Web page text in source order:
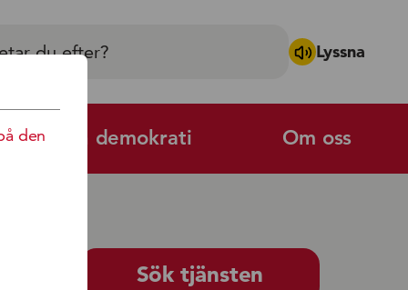
Lyssna
och demokrati Om oss
Sök tjänsten
den